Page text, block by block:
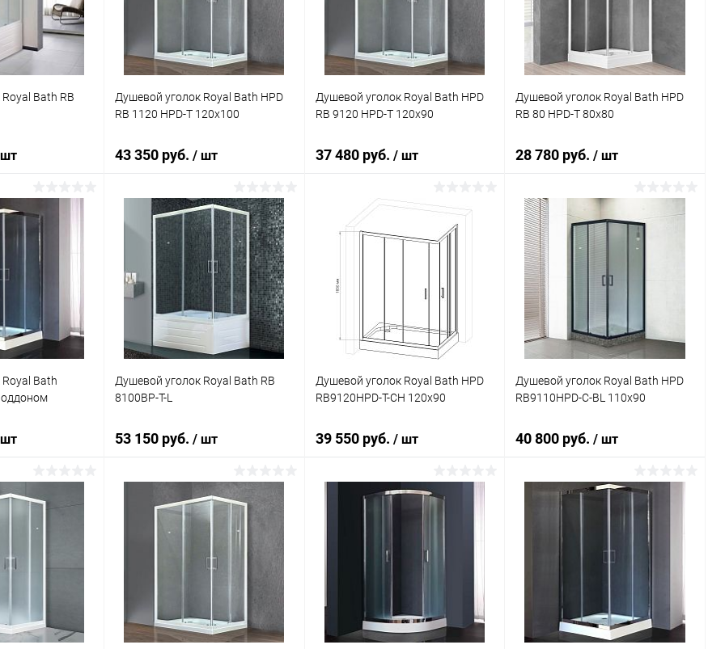
Под заказ
Bath RB
Сравнение
Душевой уголок Royal Bath HPD
RB 1120 HPD-T 120x100
43 350 руб. / шт
В корзину
Купить в 1 клик Сравнение
В избранное Под заказ
Душевой уголок Royal Bath HPD
RB 9120 HPD-T 120x90
37 480 руб. / шт
В избранное Под заказ
Душевой уголок Royal Bath HPD
RB 80 HPD-T 80x80
28 780 руб./ шт
В корзину
Купить в 1 клик
В избранное
Bath
Душевой уголок Royal Bath RB
8100BP-T-L
53 150 руб. / шт
В корзину
Сравнение
Душевой уголок Royal Bath HPD
RB9120HPD-T-CH 120x90
39 550 руб. / шт
В корзину
Купить в 1 клик
В избранное
Душевой уголок Royal Bath HPD
RB9110HPD-C-BL 110x90
40 800 руб./ шт
Купить в 1 клик Сравнение